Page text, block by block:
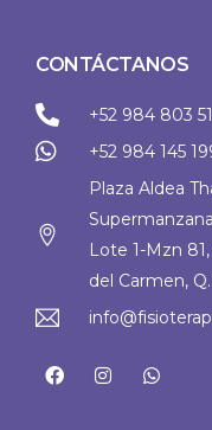
CONTÁCTANOS
+52 984 803
+52 984 145
Plaza Aldea
Lote 1-Mzn
del Carmen,